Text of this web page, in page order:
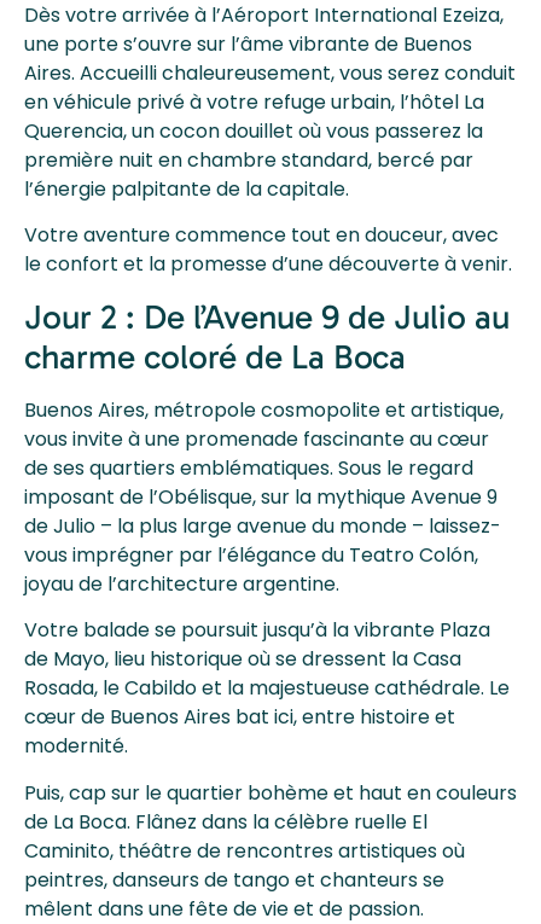
Dès votre arrivée à l’Aéroport International Ezeiza,
une porte s’ouvre sur l’âme vibrante de Buenos
Aires. Accueilli chaleureusement, vous serez conduit
en véhicule privé à votre refuge urbain, l’hôtel La
Querencia, un cocon douillet où vous passerez la
première nuit en chambre standard, bercé par
l’énergie palpitante de la capitale.
Votre aventure commence tout en douceur, avec
le confort et la promesse d’une découverte à venir.
Jour 2 : De l’Avenue 9 de Julio au
charme coloré de La Boca
Buenos Aires, métropole cosmopolite et artistique,
vous invite à une promenade fascinante au cœur
de ses quartiers emblématiques. Sous le regard
imposant de l’Obélisque, sur la mythique Avenue 9
de Julio – la plus large avenue du monde – laissez-
vous imprégner par l’élégance du Teatro Colón,
joyau de l’architecture argentine.
Votre balade se poursuit jusqu’à la vibrante Plaza
de Mayo, lieu historique où se dressent la Casa
Rosada, le Cabildo et la majestueuse cathédrale. Le
cœur de Buenos Aires bat ici, entre histoire et
modernité.
Puis, cap sur le quartier bohème et haut en couleurs
de La Boca. Flânez dans la célèbre ruelle El
Caminito, théâtre de rencontres artistiques où
peintres, danseurs de tango et chanteurs se
mêlent dans une fête de vie et de passion.